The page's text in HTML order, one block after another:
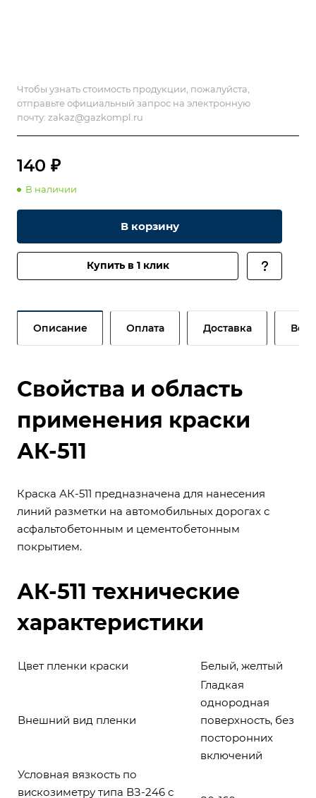
Чтобы узнать стоимость продукции, пожалуйста,
отправьте официальный запрос на электронную
почту: zakaz@gazkompl.ru
140 ₽
В наличии
В корзину
Купить в 1 клик
Описание Оплата Доставка
Свойства и область
применения краски
АК-511
Краска АК-511 предназначена для нанесения
линий разметки на автомобильных дорогах с
асфальтобетонным и цементобетонным
покрытием.
АК-511 технические
характеристики
Цвет пленки краски Белый, желтый
Внешний вид пленки
Гладкая
однородная
поверхность, без
посторонних
включений
Условная вязкость по
вискозиметру типа ВЗ-246 с